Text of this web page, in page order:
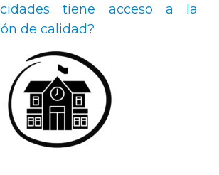
tiene acceso a la
de calidad?